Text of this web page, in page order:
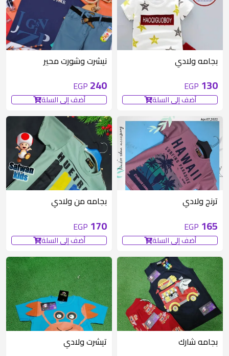
متوفر 1 قطع بجامه ولادي
130
EGP
أضف إلى السلة
متوفر 3 قطعنيشرت وشورت محير
240
EGP
أضف إلى السلة
متوفر 3 قطع ترنج ولادي
165
EGP
أضف إلى السلة
متوفر 1 قطع بجامه من ولادي
170
EGP
أضف إلى السلة
20 EGP متوفر 1 قطع بجامه شارك 15 EGP متوفر 2 قطع تيشرت ولادي